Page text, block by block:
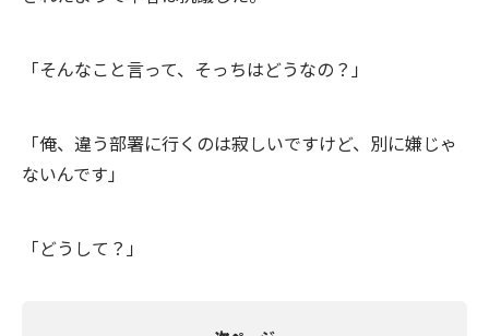
「そんなこと言って、そっちはどうなの？」
「俺、違う部署に行くのは寂しいですけど、別に嫌じゃ
ないんです」
「どうして？」